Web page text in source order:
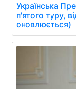
Українська
п'ятого туру,
оновлюється)